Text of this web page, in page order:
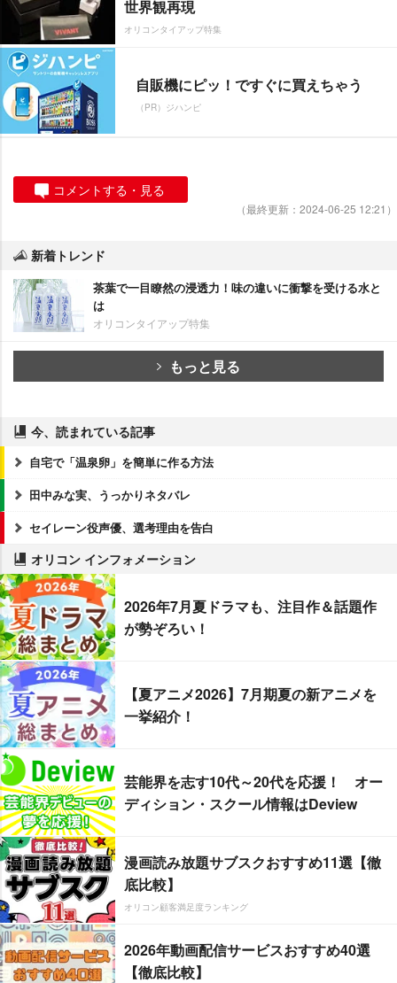
世界観再現
オリコンタイアップ特集
自販機にピッ！ですぐに買えちゃう
（PR）ジハンピ
コメントする・見る
（最終更新：2024-06-25 12:21）
新着トレンド
茶葉で一目瞭然の浸透力！味の違いに衝撃を受ける水と
は
オリコンタイアップ特集
もっと見る
今、読まれている記事
自宅で「温泉卵」を簡単に作る方法
田中みな実、うっかりネタバレ
セイレーン役声優、選考理由を告白
オリコン インフォメーション
2026年7月夏ドラマも、注目作＆話題作
が勢ぞろい！
【夏アニメ2026】7月期夏の新アニメを
一挙紹介！
芸能界を志す10代～20代を応援！ オー
ディション・スクール情報はDeview
漫画読み放題サブスクおすすめ11選【徹
底比較】
オリコン顧客満足度ランキング
2026年動画配信サービスおすすめ40選
【徹底比較】